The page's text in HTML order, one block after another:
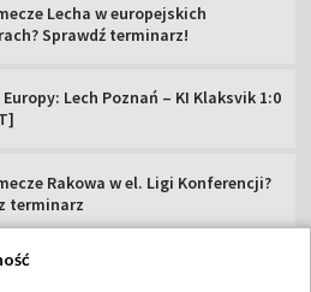
Lecha w europejskich
Sprawdź terminarz!
Europy: Lech Poznań – KI Klaksvik 1:0
Rakowa w el. Ligi Konferencji?
terminarz